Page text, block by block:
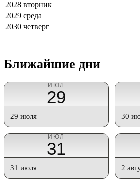
2028 вторник
2029 среда
2030 четверг
Ближайшие дни
ИЮЛ
29
29 июля 30
ИЮЛ
31
31 июля 2